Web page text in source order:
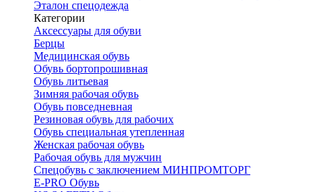
Эталон спецодежда
Категории
Аксессуары для обуви
Берцы
Медицинская обувь
Обувь бортопрошивная
Обувь литьевая
Зимняя рабочая обувь
Обувь повседневная
Резиновая обувь для рабочих
Обувь специальная утепленная
Женская рабочая обувь
Рабочая обувь для мужчин
Спецобувь с заключением МИНПРОМТОРГ
E-PRO Обувь